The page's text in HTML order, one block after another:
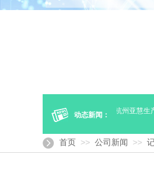
器械的冷链（贮存及运输） 杭州亚慧生产
动态新闻：
首页 >> 公司新闻 >>